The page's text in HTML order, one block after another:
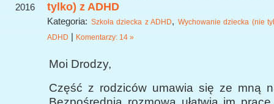
2016
tylko) z ADHD
Kategoria: Szkoła dziecka z ADHD, Wychowanie dziecka (nie
ADHD | Komentarzy: 14 »
Moi Drodzy,
Część z rodziców umawia się ze mną